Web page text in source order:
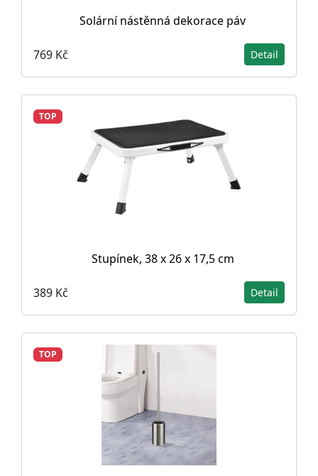
Solární nástěnná dekorace páv
769 Kč Detail
TOP
Stupínek, 38 x 26 x 17,5 cm
389 Kč Detail
TOP